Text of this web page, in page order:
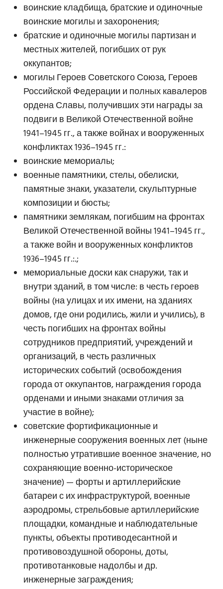
воинские кладбища, братские и одиночные
воинские могилы и захоронения;
братские и одиночные могилы партизан и
местных жителей, погибших от рук
оккупантов;
могилы Героев Советского Союза, Героев
Российской Федерации и полных кавалеров
ордена Славы, получивших эти награды за
подвиги в Великой Отечественной войне
1941–1945 гг., а также войнах и вооруженных
конфликтах 1936–1945 гг.:
воинские мемориалы;
военные памятники, стелы, обелиски,
памятные знаки, указатели, скульптурные
композиции и бюсты;
памятники землякам, погибшим на фронтах
Великой Отечественной войны 1941–1945 гг.,
а также войн и вооруженных конфликтов
1936–1945 гг.:.;
мемориальные доски как снаружи, так и
внутри зданий, в том числе: в честь героев
войны (на улицах и их имени, на зданиях
домов, где они родились, жили и учились), в
честь погибших на фронтах войны
сотрудников предприятий, учреждений и
организаций, в честь различных
исторических событий (освобождения
города от оккупантов, награждения города
орденами и иными знаками отличия за
участие в войне);
советские фортификационные и
инженерные сооружения военных лет (ныне
полностью утратившие военное значение, но
сохраняющие военно-историческое
значение) — форты и артиллерийские
батареи с их инфраструктурой, военные
аэродромы, стрельбовые артиллерийские
площадки, командные и наблюдательные
пункты, объекты противодесантной и
противовоздушной обороны, доты,
противотанковые надолбы и др.
инженерные заграждения;